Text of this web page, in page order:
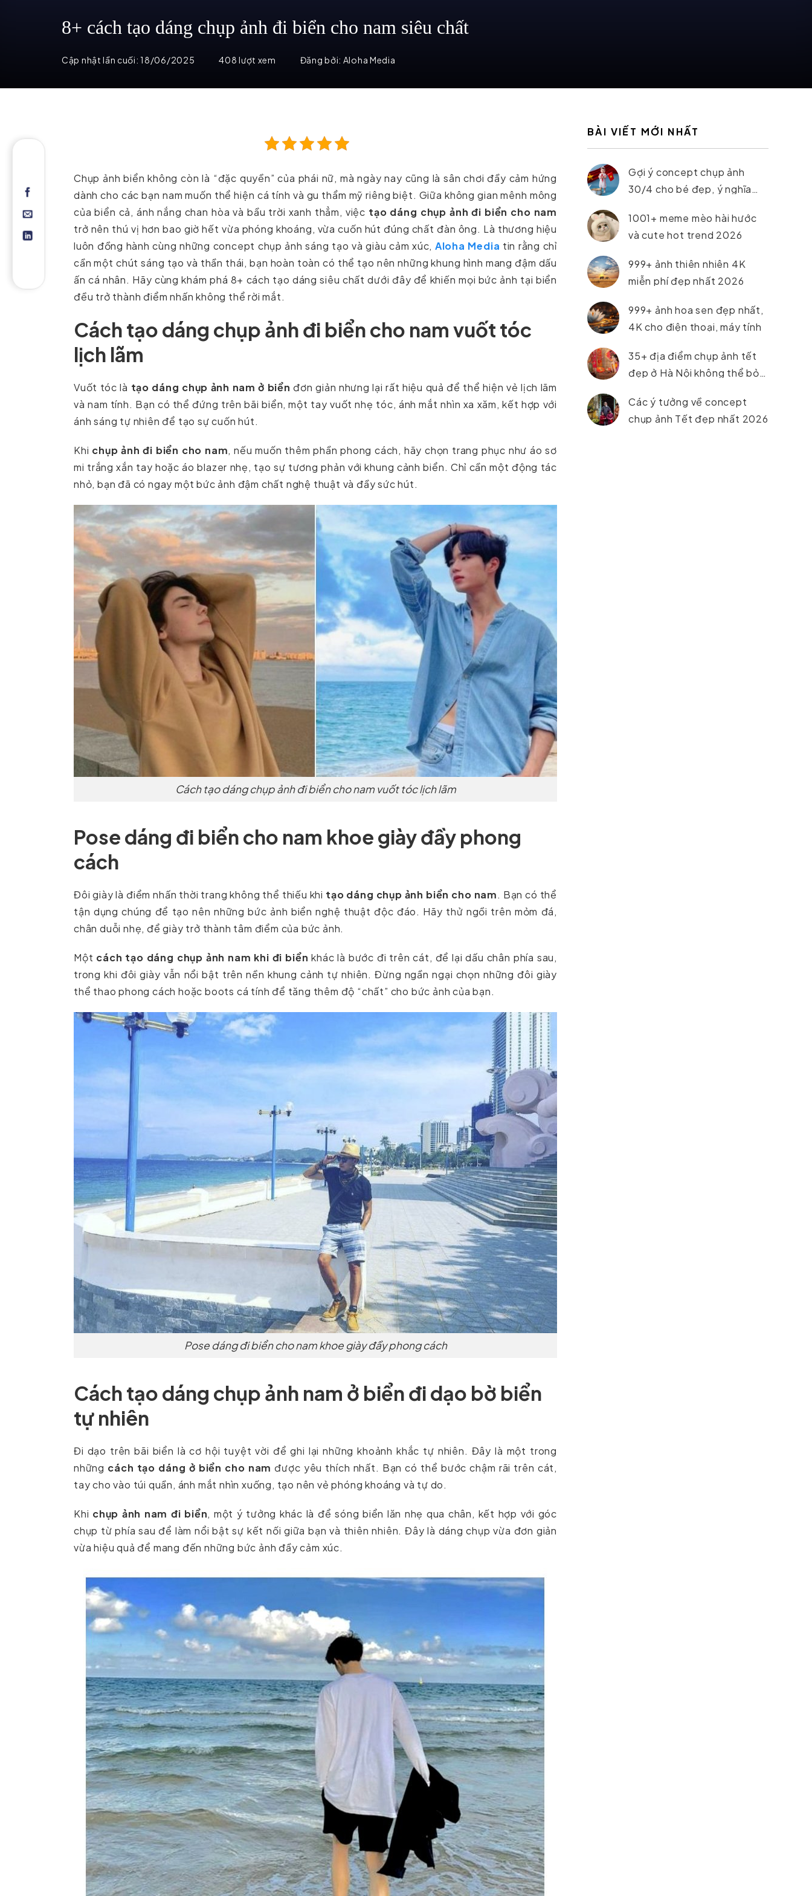
8+ cách tạo dáng chụp ảnh đi biển cho nam siêu chất
Cập nhật lần cuối:18/06/2025 408 lượt xem Đăng bởi: Aloha Media
Chụp ảnh biển không còn là “đặc quyền” của phái nữ, mà ngày nay cũng là sân chơi đầy cảm hứng
dành cho các bạn nam muốn thể hiện cá tính và gu thẩm mỹ riêng biệt. Giữa không gian mênh mông
của biển cả, ánh nắng chan hòa và bầu trời xanh thẳm, việc tạo dáng chụp ảnh đi biển cho nam
trở nên thú vị hơn bao giờ hết vừa phóng khoáng, vừa cuốn hút đúng chất đàn ông. Là thương hiệu
luôn đồng hành cùng những concept chụp ảnh sáng tạo và giàu cảm xúc, Aloha Media tin rằng chỉ
cần một chút sáng tạo và thần thái, bạn hoàn toàn có thể tạo nên những khung hình mang đậm dấu
ấn cá nhân. Hãy cùng khám phá 8+ cách tạo dáng siêu chất dưới đây để khiến mọi bức ảnh tại biển
đều trở thành điểm nhấn không thể rời mắt.
Cách tạo dáng chụp ảnh đi biển cho nam vuốt tóc
lịch lãm
Vuốt tóc là tạo dáng chụp ảnh nam ở biển đơn giản nhưng lại rất hiệu quả để thể hiện vẻ lịch lãm
và nam tính. Bạn có thể đứng trên bãi biển, một tay vuốt nhẹ tóc, ánh mắt nhìn xa xăm, kết hợp với
ánh sáng tự nhiên để tạo sự cuốn hút.
Khi chụp ảnh đi biển cho nam, nếu muốn thêm phần phong cách, hãy chọn trang phục như áo sơ
mi trắng xắn tay hoặc áo blazer nhẹ, tạo sự tương phản với khung cảnh biển. Chỉ cần một động tác
nhỏ, bạn đã có ngay một bức ảnh đậm chất nghệ thuật và đầy sức hút.
Cách tạo dáng chụp ảnh đi biển cho nam vuốt tóc lịch lãm
Pose dáng đi biển cho nam khoe giày đầy phong
cách
Đôi giày là điểm nhấn thời trang không thể thiếu khi tạo dáng chụp ảnh biển cho nam. Bạn có thể
tận dụng chúng để tạo nên những bức ảnh biển nghệ thuật độc đáo. Hãy thử ngồi trên mỏm đá,
chân duỗi nhẹ, để giày trở thành tâm điểm của bức ảnh.
Một cách tạo dáng chụp ảnh nam khi đi biển khác là bước đi trên cát, để lại dấu chân phía sau,
trong khi đôi giày vẫn nổi bật trên nền khung cảnh tự nhiên. Đừng ngần ngại chọn những đôi giày
thể thao phong cách hoặc boots cá tính để tăng thêm độ “chất” cho bức ảnh của bạn.
Pose dáng đi biển cho nam khoe giày đầy phong cách
Cách tạo dáng chụp ảnh nam ở biển đi dạo bờ biển
tự nhiên
Đi dạo trên bãi biển là cơ hội tuyệt vời để ghi lại những khoảnh khắc tự nhiên. Đây là một trong
những cách tạo dáng ở biển cho nam được yêu thích nhất. Bạn có thể bước chậm rãi trên cát,
tay cho vào túi quần, ánh mắt nhìn xuống, tạo nên vẻ phóng khoáng và tự do.
Khi chụp ảnh nam đi biển, một ý tưởng khác là để sóng biển lăn nhẹ qua chân, kết hợp với góc
chụp từ phía sau để làm nổi bật sự kết nối giữa bạn và thiên nhiên. Đây là dáng chụp vừa đơn giản
vừa hiệu quả để mang đến những bức ảnh đầy cảm xúc.
BÀI VIẾT MỚI NHẤT
Gợi ý concept chụp ảnh
30/4 cho bé đẹp, ý nghĩa
1001+ meme mèo hài hước
và cute hot trend 2026
999+ ảnh thiên nhiên 4K
miễn phí đẹp nhất 2026
999+ ảnh hoa sen đẹp nhất,
4K cho điện thoại, máy tính
35+ địa điểm chụp ảnh tết
đẹp ở Hà Nội không thể bỏ
Các ý tưởng về concept
chụp ảnh Tết đẹp nhất 2026